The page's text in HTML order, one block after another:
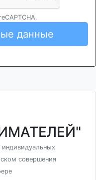
данные
совершения